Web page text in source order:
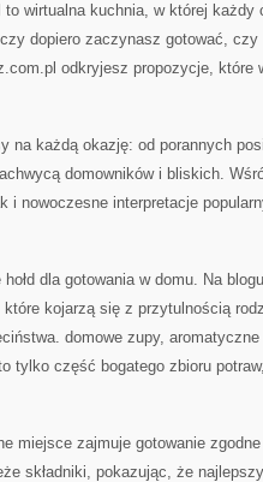
to wirtualna kuchnia, w której
dopiero zaczynasz gotować,
odkryjesz propozycje, które
na każdą okazję: od porannych
domowników i bliskich.
i nowoczesne interpretacje
dla gotowania w domu. Na
kojarzą się z przytulnością
domowe zupy,
tylko część bogatego zbioru
miejsce zajmuje gotowanie
składniki, pokazując, że